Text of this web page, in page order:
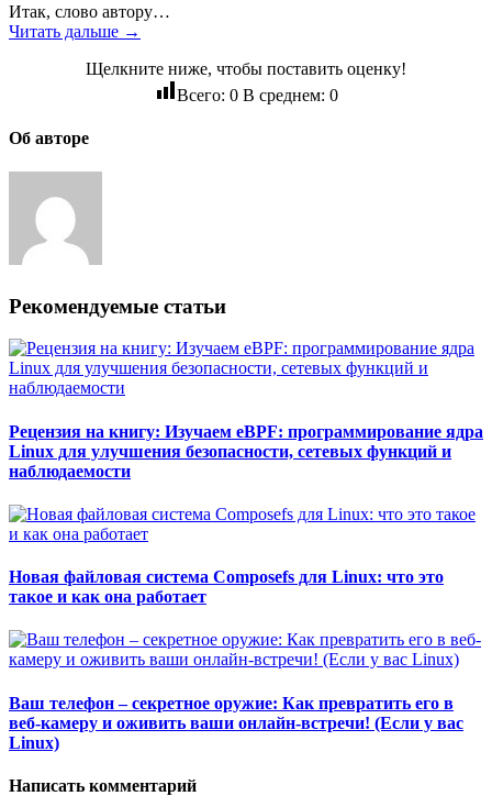
Итак, слово автору…
Читать дальше →
Щелкните ниже, чтобы поставить оценку!
Всего: 0В среднем: 0
Об авторе
Рекомендуемые статьи
Рецензия на книгу: Изучаем eBPF: программирование ядра
Linux для улучшения безопасности, сетевых функций и
наблюдаемости
Новая файловая система Composefs для Linux: что это
такое и как она работает
Ваш телефон – секретное оружие: Как превратить его в
веб-камеру и оживить ваши онлайн-встречи! (Если у вас
Linux)
Написать комментарий